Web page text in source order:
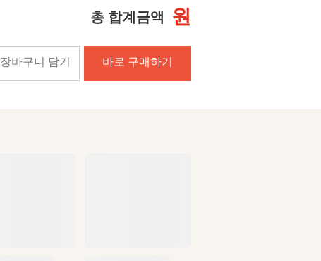
총 합계금액 원
장바구니 담기 바로 구매하기